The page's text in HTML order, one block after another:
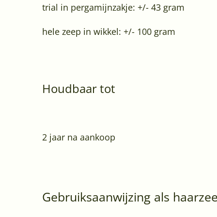
trial in pergamijnzakje: +/- 43 gram
hele zeep in wikkel: +/- 100 gram
Houdbaar tot
2 jaar na aankoop
Gebruiksaanwijzing als